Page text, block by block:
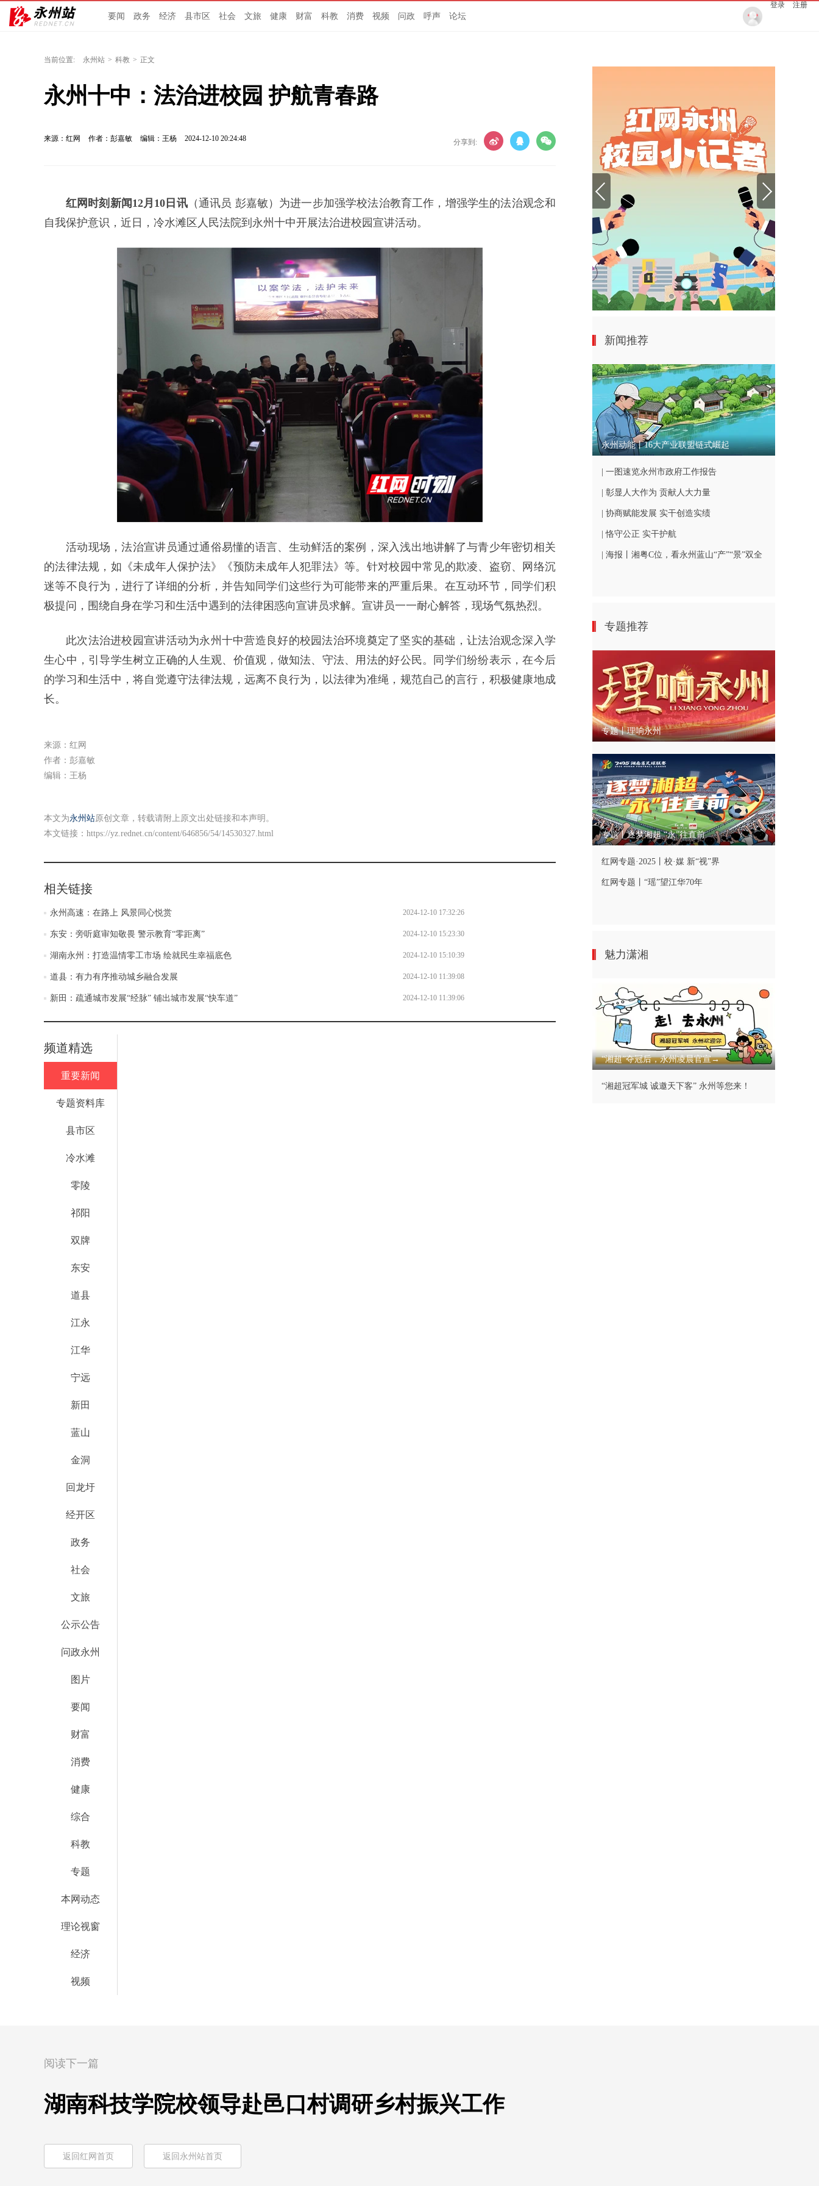
要闻 政务 经济 县市区 社会 文旅 健康 财富 科教 消费 视频 问政 呼声 论坛
登录 注册
当前位置: 永州站 > 科教 > 正文
永州十中：法治进校园 护航青春路
来源：红网 作者：彭嘉敏 编辑：王杨 2024-12-10 20:24:48 分享到:
红网时刻新闻12月10日讯（通讯员 彭嘉敏）为进一步加强学校法治教育工作，增强学生的法治观念和
自我保护意识，近日，冷水滩区人民法院到永州十中开展法治进校园宣讲活动。
活动现场，法治宣讲员通过通俗易懂的语言、生动鲜活的案例，深入浅出地讲解了与青少年密切相关
的法律法规，如《未成年人保护法》《预防未成年人犯罪法》等。针对校园中常见的欺凌、盗窃、网络沉
迷等不良行为，进行了详细的分析，并告知同学们这些行为可能带来的严重后果。在互动环节，同学们积
极提问，围绕自身在学习和生活中遇到的法律困惑向宣讲员求解。宣讲员一一耐心解答，现场气氛热烈。
此次法治进校园宣讲活动为永州十中营造良好的校园法治环境奠定了坚实的基础，让法治观念深入学
生心中，引导学生树立正确的人生观、价值观，做知法、守法、用法的好公民。同学们纷纷表示，在今后
的学习和生活中，将自觉遵守法律法规，远离不良行为，以法律为准绳，规范自己的言行，积极健康地成
长。
来源：红网
作者：彭嘉敏
编辑：王杨
本文为永州站原创文章，转载请附上原文出处链接和本声明。
本文链接： https://yz.rednet.cn/content/646856/54/14530327.html
相关链接
永州高速：在路上 风景同心悦赏 2024-12-10 17:32:26
东安：旁听庭审知敬畏 警示教育“零距离” 2024-12-10 15:23:30
湖南永州：打造温情零工市场 绘就民生幸福底色 2024-12-10 15:10:39
道县：有力有序推动城乡融合发展 2024-12-10 11:39:08
新田：疏通城市发展“经脉” 铺出城市发展“快车道” 2024-12-10 11:39:06
频道精选
重要新闻
专题资料库
县市区
冷水滩
零陵
祁阳
双牌
东安
道县
江永
江华
宁远
新田
蓝山
金洞
回龙圩
经开区
政务
社会
文旅
公示公告
问政永州
图片
要闻
财富
消费
健康
综合
科教
专题
本网动态
理论视窗
经济
视频
新闻推荐
永州动能丨16大产业联盟链式崛起
| 一图速览永州市政府工作报告
| 彰显人大作为 贡献人大力量
| 协商赋能发展 实干创造实绩
| 恪守公正 实干护航
| 海报丨湘粤C位，看永州蓝山“产”“景”双全
专题推荐
专题丨理响永州
专题丨逐梦湘超 “永”往直前
红网专题·2025丨校·媒 新“视”界
红网专题丨“瑶”望江华70年
魅力潇湘
“湘超”夺冠后，永州凌晨官宣→
“湘超冠军城 诚邀天下客” 永州等您来！
阅读下一篇
湖南科技学院校领导赴邑口村调研乡村振兴工作
返回红网首页 返回永州站首页